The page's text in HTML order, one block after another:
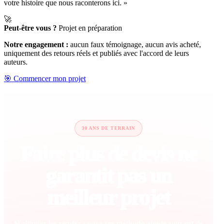
votre histoire que nous raconterons ici. »
🚀
Peut-être vous ? Projet en préparation
Notre engagement : aucun faux témoignage, aucun avis acheté,
uniquement des retours réels et publiés avec l'accord de leurs
auteurs.
🎯 Commencer mon projet
30 ANS DE TERRAIN